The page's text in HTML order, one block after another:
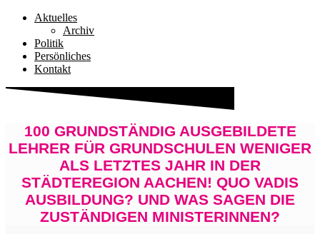
Aktuelles
Archiv
Politik
Persönliches
Kontakt
100 GRUNDSTÄNDIG AUSGEBILDETE
LEHRER FÜR GRUNDSCHULEN WENIGER
ALS LETZTES JAHR IN DER
STÄDTEREGION AACHEN! QUO VADIS
AUSBILDUNG? UND WAS SAGEN DIE
ZUSTÄNDIGEN MINISTERINNEN?